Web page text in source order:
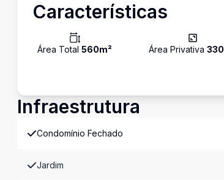
Características
Área Total 560m² Área Privativa 330
Infraestrutura
Condomínio Fechado
Jardim